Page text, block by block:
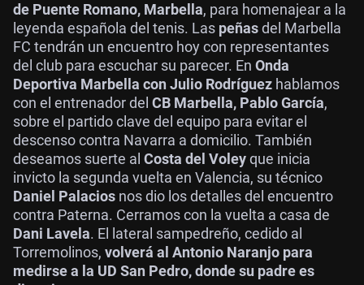
de Puente Romano, Marbella, para homenajear a la
leyenda española del tenis. Las peñasdel Marbella
FC tendrán un encuentro hoy con representantes
del club para escuchar su parecer. En Onda
Deportiva Marbella con Julio Rodríguez hablamos
con el entrenador del CB Marbella, Pablo García,
sobre el partido clave del equipo para evitar el
descenso contra Navarra a domicilio. También
deseamos suerte al Costa del Voleyque inicia
invicto la segunda vuelta en Valencia, su técnico
Daniel Palacios nos dio los detalles del encuentro
contra Paterna. Cerramos con la vuelta a casa de
Dani Lavela. El lateral sampedreño, cedido al
Torremolinos, volverá al Antonio Naranjo para
medirse a la UD San Pedro, donde su padre es